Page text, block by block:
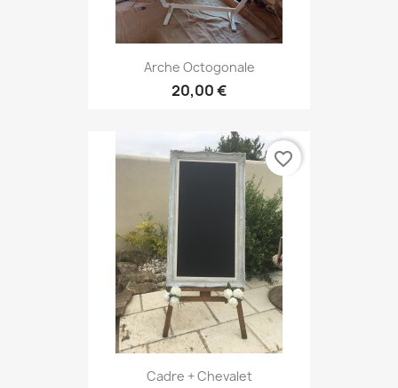
Arche Octogonale
20,00 €
Cadre + Chevalet
favorite_border